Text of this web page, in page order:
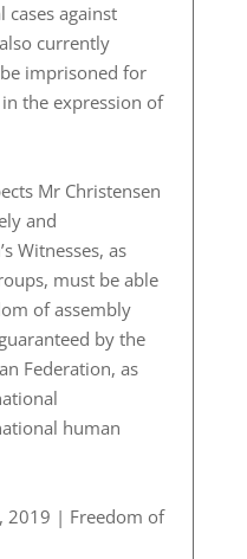
against
currently
imprisoned for
the expression of
Mr Christensen
and
Witnesses, as
must be able
of assembly
by the
Federation, as
human
2019 | Freedom of